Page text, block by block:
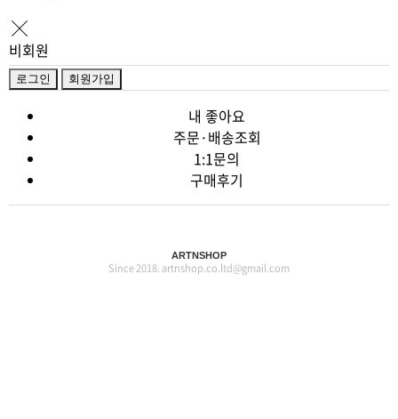
비회원
로그인 회원가입
내 좋아요
주문·배송조회
1:1문의
구매후기
ARTNSHOP
Since 2018. artnshop.co.ltd@gmail.com